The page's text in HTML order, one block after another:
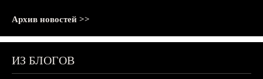
Архив новостей >>
ИЗ БЛОГОВ